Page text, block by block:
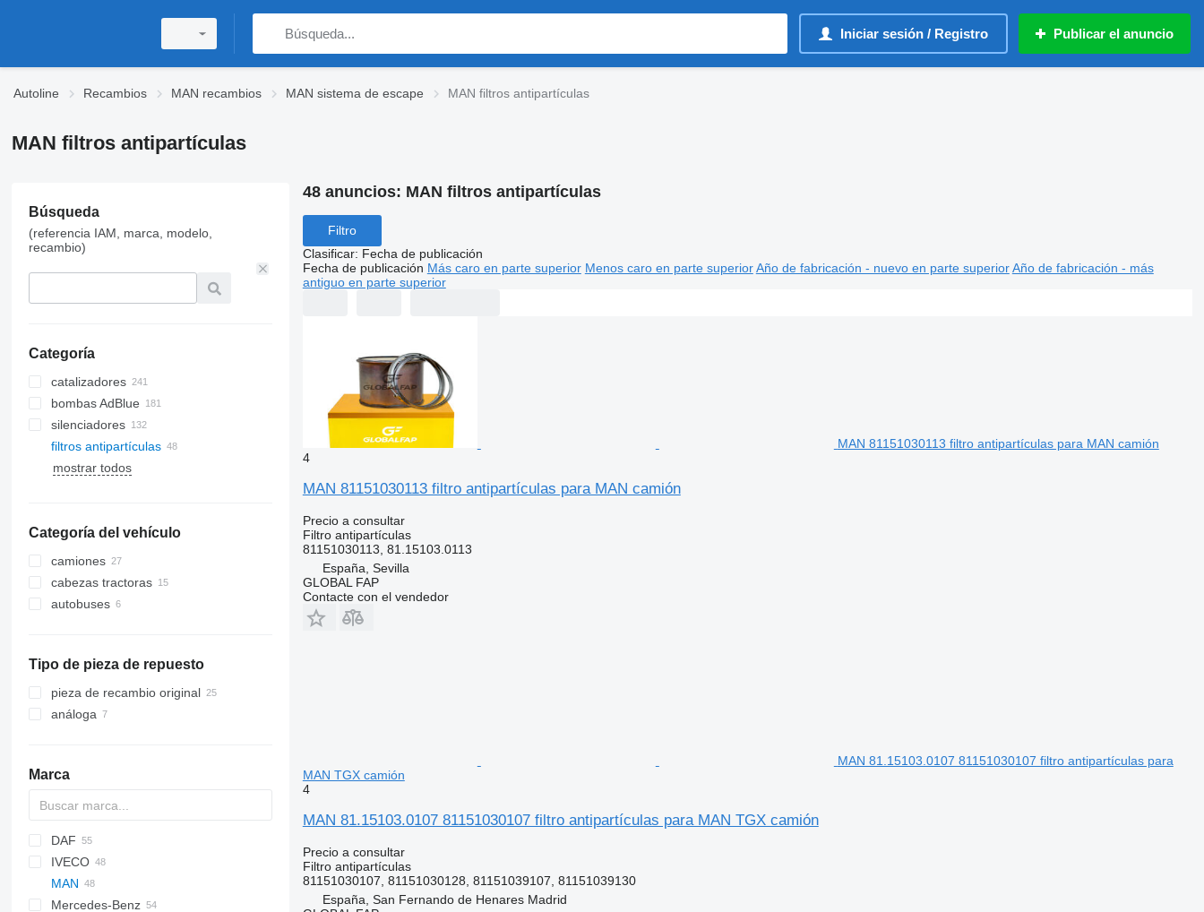
Iniciar sesión / Registro Publicar el anuncio
Autoline Recambios MAN recambios MAN sistema de escape MAN filtros antipartículas
MAN filtros antipartículas
Búsqueda
(referencia IAM, marca, modelo,
recambio)
Categoría
catalizadores
bombas AdBlue
silenciadores
filtros antipartículas
mostrar todos
Categoría del vehículo
camiones
cabezas tractoras
autobuses
Tipo de pieza de repuesto
pieza de recambio original
análoga
Marca
DAF
CF
LF
XD
IVECO
Daily
EuroCargo
MAN
A-series
Mercedes-Benz
48 anuncios: MAN filtros antipartículas
Filtro
Clasificar: Fecha de publicación
Fecha de publicación Más caro en parte superior Menos caro en parte superior Año de fabricación - nuevo en parte superior Año de fabricación - más
antiguo en parte superior
MAN 81151030113 filtro antipartículas para MAN camión
4
MAN 81151030113 filtro antipartículas para MAN camión
Precio a consultar
Filtro antipartículas
81151030113, 81.15103.0113
España, Sevilla
GLOBAL FAP
Contacte con el vendedor
MAN 81.15103.0107 81151030107 filtro antipartículas para
MAN TGX camión
4
MAN 81.15103.0107 81151030107 filtro antipartículas para MAN TGX camión
Precio a consultar
Filtro antipartículas
81151030107, 81151030128, 81151039107, 81151039130
España, San Fernando de Henares Madrid